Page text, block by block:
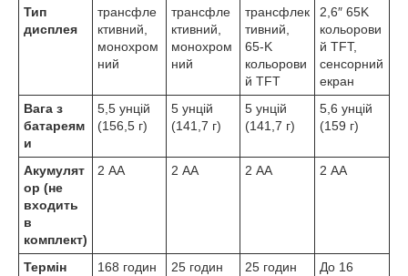
Тип
дисплея
трансфле
ктивний,
монохром
ний
трансфле
ктивний,
монохром
ний
трансфлек
тивний,
65-K
кольорови
й TFT
2,6″ 65K
кольорови
й TFT,
сенсорний
екран
Вага з
батареям
и
5,5 унцій
(156,5 г)
5 унцій
(141,7 г)
5 унцій
(141,7 г)
5,6 унцій
(159 г)
Акумулят
ор (не
входить
в
комплект)
2 АА 2 АА 2 АА 2 АА
Термін
168 годин
25 годин 25 годин
До 16